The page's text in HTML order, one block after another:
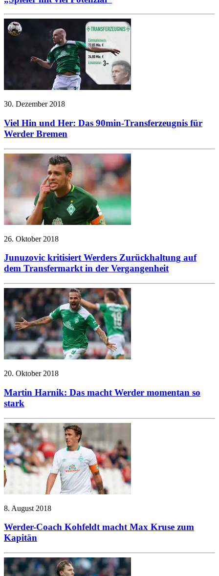
30. Dezember 2018
Viel Hin und Her: Das 90min-Transferzeugnis für
Werder Bremen
26. Oktober 2018
Junuzovic kritisiert Werders Zurückhaltung auf
dem Transfermarkt in der Vergangenheit
20. Oktober 2018
Martin Harnik: Das macht Werder momentan so
stark
8. August 2018
Werder-Coach Kohfeldt macht Max Kruse zum
Kapitän